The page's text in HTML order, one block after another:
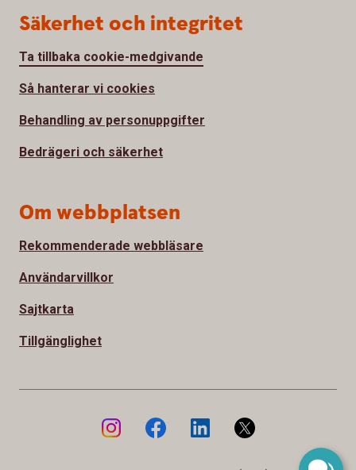
Säkerhet och integritet
Ta tillbaka cookie-medgivande
Så hanterar vi cookies
Behandling av personuppgifter
Bedrägeri och säkerhet
Om webbplatsen
Rekommenderade webbläsare
Användarvillkor
Sajtkarta
Tillgänglighet